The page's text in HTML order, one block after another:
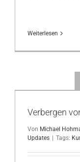
Weiterlesen
Verbergen
Von Michael
Updates
Tags: